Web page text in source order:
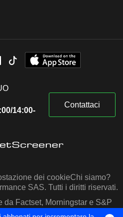
14:00-
Contattaci
dei cookieChi siamo?
SAS. Tutti i diritti riservati.
da Factset, Morningstar e S&P
IQ